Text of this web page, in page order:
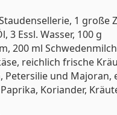
1 große
3 Essl. Wasser, 100 g
200 ml
reichlich frische
Petersilie und Majoran,
Koriander,